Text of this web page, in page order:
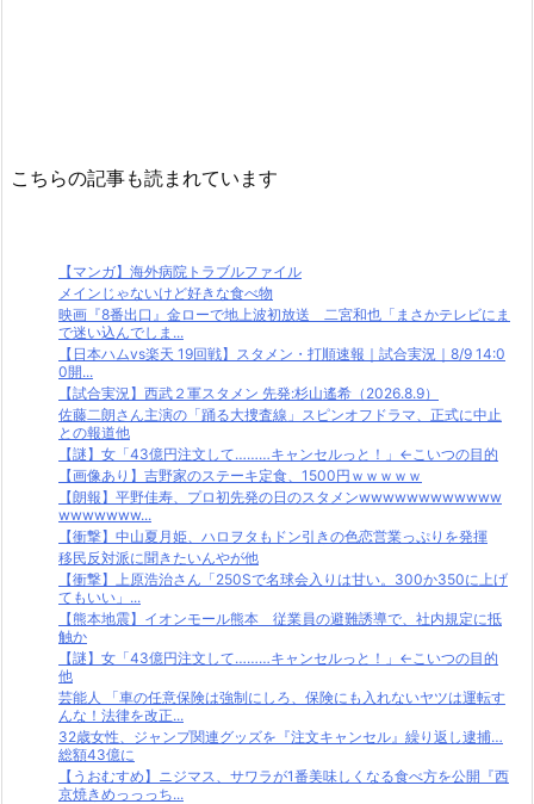
こちらの記事も読まれています
【マンガ】海外病院トラブルファイル
メインじゃないけど好きな食べ物
映画『8番出口』金ローで地上波初放送 二宮和也「まさかテレビにま
で迷い込んでしま...
【日本ハムvs楽天 19回戦】スタメン・打順速報｜試合実況｜8/9 14:0
0開...
【試合実況】西武２軍スタメン 先発:杉山遙希（2026.8.9）
佐藤二朗さん主演の「踊る大捜査線」スピンオフドラマ、正式に中止
との報道他
【謎】女「43億円注文して………キャンセルっと！」←こいつの目的
【画像あり】吉野家のステーキ定食、1500円ｗｗｗｗｗ
【朗報】平野佳寿、プロ初先発の日のスタメンwwwwwwwwwwww
wwwwwww...
【衝撃】中山夏月姫、ハロヲタもドン引きの色恋営業っぷりを発揮
移民反対派に聞きたいんやが他
【衝撃】上原浩治さん「250Sで名球会入りは甘い。300か350に上げ
てもいい」...
【熊本地震】イオンモール熊本 従業員の避難誘導で、社内規定に抵
触か
【謎】女「43億円注文して………キャンセルっと！」←こいつの目的
他
芸能人 「車の任意保険は強制にしろ、保険にも入れないヤツは運転す
んな！法律を改正...
32歳女性、ジャンプ関連グッズを『注文キャンセル』繰り返し逮捕…
総額43億に
【うおむすめ】ニジマス、サワラが1番美味しくなる食べ方を公開『西
京焼きめっっっち...